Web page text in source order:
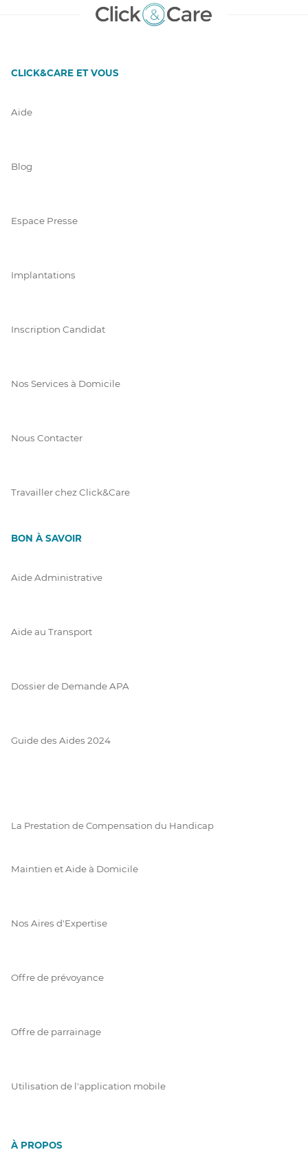
CLICK&CARE ET VOUS
Aide
Blog
Espace Presse
Implantations
Inscription Candidat
Nos Services à Domicile
Nous Contacter
Travailler chez Click&Care
BON À SAVOIR
Aide Administrative
Aide au Transport
Dossier de Demande APA
Guide des Aides 2024
La Prestation de Compensation du Handicap
Maintien et Aide à Domicile
Nos Aires d'Expertise
Offre de prévoyance
Offre de parrainage
Utilisation de l'application mobile
À PROPOS